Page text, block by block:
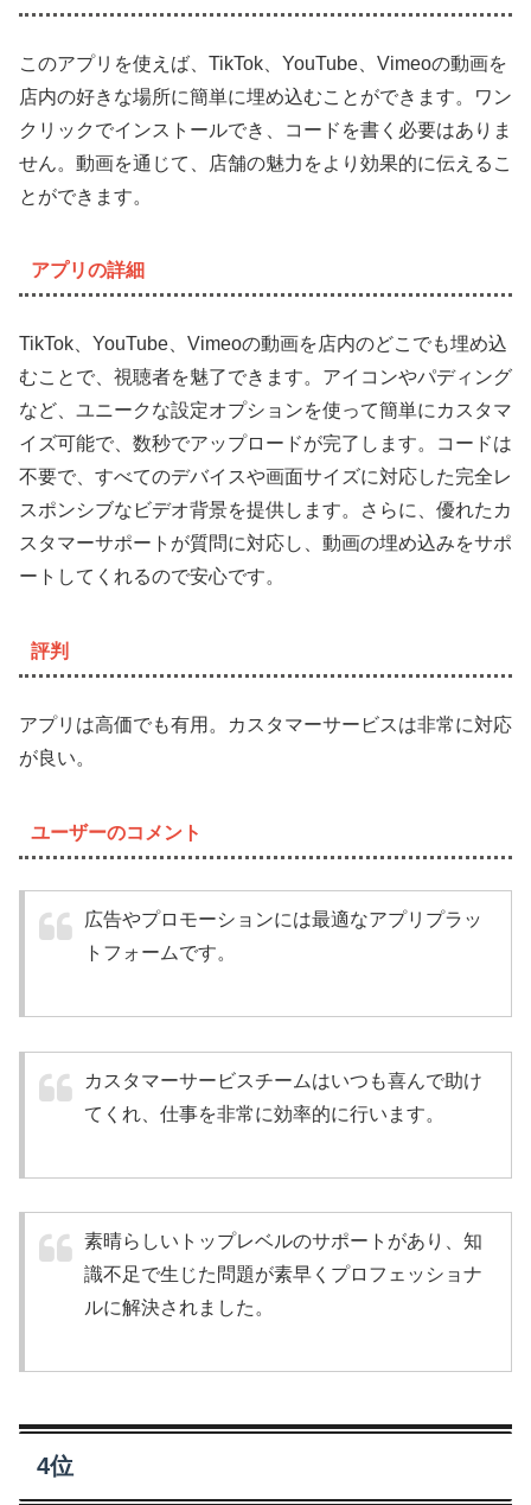
このアプリを使えば、TikTok、YouTube、Vimeoの動画を
店内の好きな場所に簡単に埋め込むことができます。ワン
クリックでインストールでき、コードを書く必要はありま
せん。動画を通じて、店舗の魅力をより効果的に伝えるこ
とができます。
アプリの詳細
TikTok、YouTube、Vimeoの動画を店内のどこでも埋め込
むことで、視聴者を魅了できます。アイコンやパディング
など、ユニークな設定オプションを使って簡単にカスタマ
イズ可能で、数秒でアップロードが完了します。コードは
不要で、すべてのデバイスや画面サイズに対応した完全レ
スポンシブなビデオ背景を提供します。さらに、優れたカ
スタマーサポートが質問に対応し、動画の埋め込みをサポ
ートしてくれるので安心です。
評判
アプリは高価でも有用。カスタマーサービスは非常に対応
が良い。
ユーザーのコメント
広告やプロモーションには最適なアプリプラッ
トフォームです。
カスタマーサービスチームはいつも喜んで助け
てくれ、仕事を非常に効率的に行います。
素晴らしいトップレベルのサポートがあり、知
識不足で生じた問題が素早くプロフェッショナ
ルに解決されました。
4位